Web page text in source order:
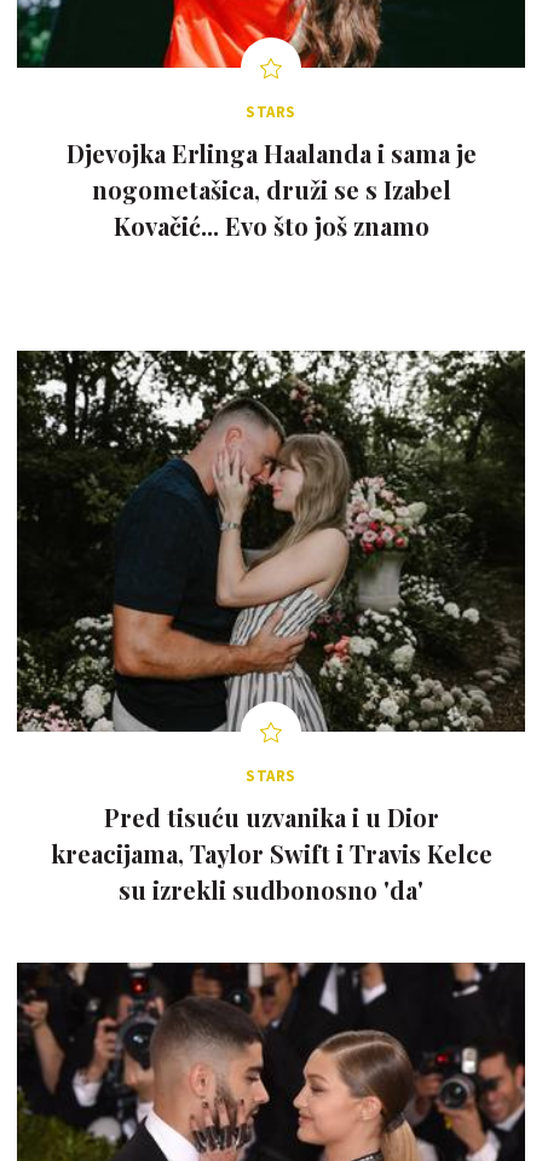
STARS
Djevojka Erlinga Haalanda i sama je
nogometašica, druži se s Izabel
Kovačić... Evo što još znamo
STARS
Pred tisuću uzvanika i u Dior
kreacijama, Taylor Swift i Travis Kelce
su izrekli sudbonosno 'da'